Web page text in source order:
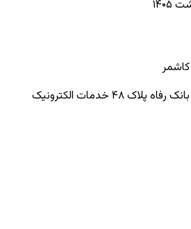
کاشمر
خیابان امام خمینی روبروی بانک رفاه پلاک ۴۸ خدمات الکترونیک